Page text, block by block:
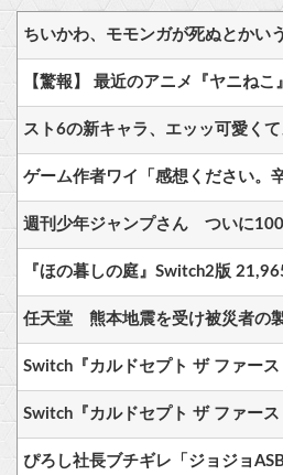
ちいかわ、モモンガが死ぬとかい
週刊少年ジャンプさん ついに100
『ほの暮しの庭』Switch2版
Switch『カルドセプト ザ ファー
Switch『カルドセプト ザ ファー